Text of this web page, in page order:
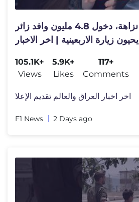
النزاهة تحتاج نزاهة، دخول 4.8 مليون وافد زائر
يحيون زيارة الاربعينية | اخر الاخبار
105.1K+
Views
5.9K+
Likes
117+
Comments
اخر اخبار العراق والعالم تقديم الإعلا
F1 News 2 Days ago